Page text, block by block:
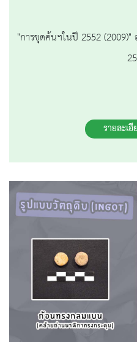
"การขุดค้นฯในปี 2552
รายละเ